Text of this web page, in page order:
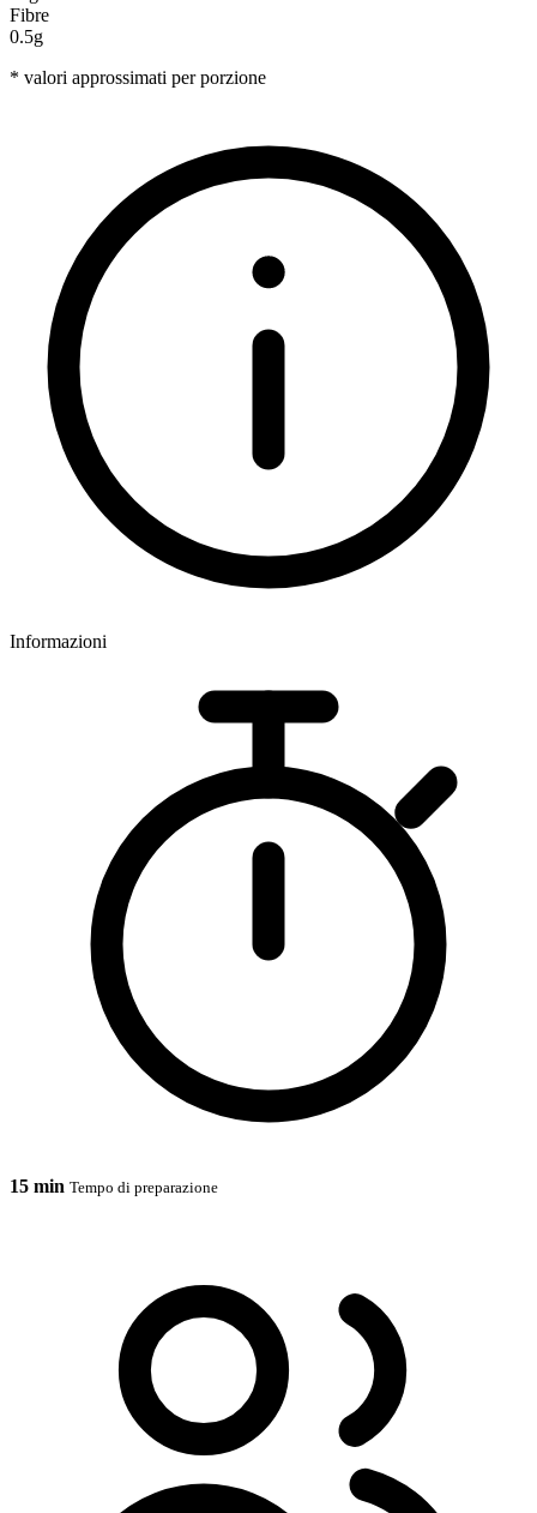
Fibre
0.5g
* valori approssimati per porzione
Informazioni
15 min Tempo di preparazione